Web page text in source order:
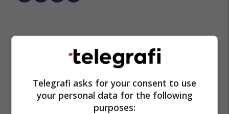
Telegrafi asks for your consent to use
your personal data for the following
purposes: